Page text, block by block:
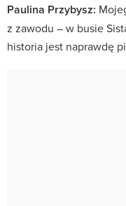
Paulina Przybysz:
z zawodu – w busie
historia jest naprawdę